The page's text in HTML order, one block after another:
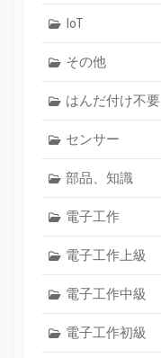
IoT
その他
はんだ付け不要
センサー
部品、知識
電子工作
電子工作上級
電子工作中級
電子工作初級